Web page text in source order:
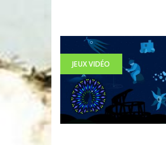
JEUX VIDÉO